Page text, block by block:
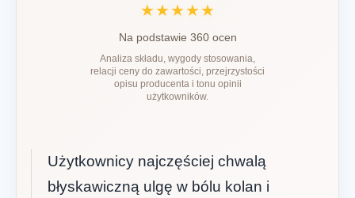
★★★★★
Na podstawie 360 ocen
Analiza składu, wygody stosowania,
relacji ceny do zawartości, przejrzystości
opisu producenta i tonu opinii
użytkowników.
Użytkownicy najczęściej chwalą
błyskawiczną ulgę w bólu kolan i